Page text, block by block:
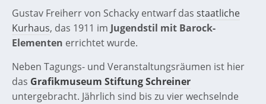
Gustav Freiherr von Schacky entwarf das staatliche
Kurhaus, das 1911 im Jugendstil mit Barock-
Elementen errichtet wurde.
Neben Tagungs- und Veranstaltungsräumen ist hier
das Grafikmuseum Stiftung Schreiner
untergebracht. Jährlich sind bis zu vier wechselnde